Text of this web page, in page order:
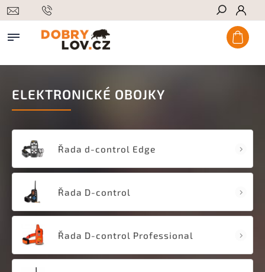
Hledat
ELEKTRONICKÉ OBOJKY
Řada d-control Edge
Řada D-control
Řada D-control Professional